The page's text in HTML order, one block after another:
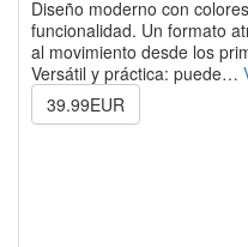
Diseño moderno con
funcionalidad. Un formato
al movimiento desde los
Versátil y práctica: puede…
39.99EUR